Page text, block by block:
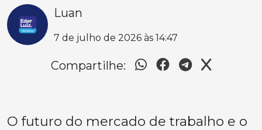
Luan
7 de julho de 2026 às 14:47
Compartilhe:
O futuro do mercado de trabalho e o